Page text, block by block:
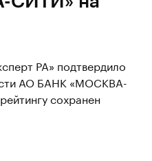
РА» подтвердило
АО БАНК «МОСКВА-
сохранен